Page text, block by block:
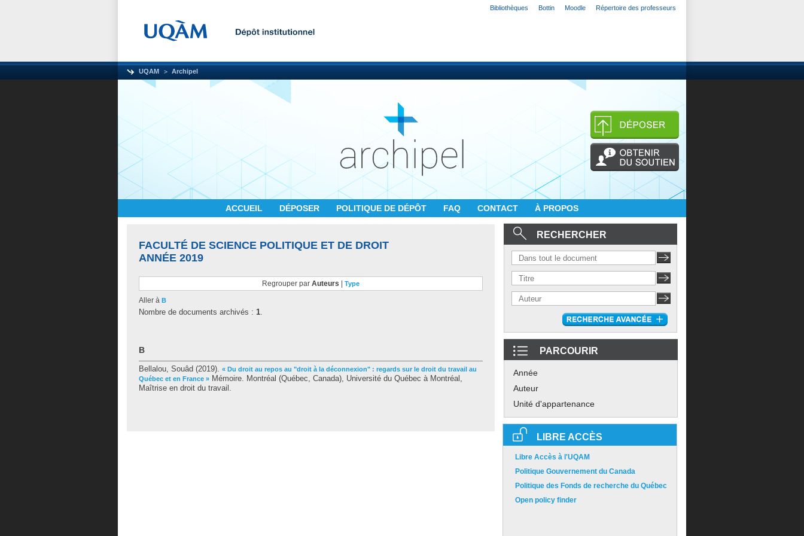
Bibliothèques Bottin Moodle Répertoire des professeurs
UQAM Archipel
ACCUEIL DÉPOSER POLITIQUE DE DÉPÔT FAQ CONTACT À PROPOS
FACULTÉ DE SCIENCE POLITIQUE ET DE DROIT
ANNÉE 2019
Regrouper par Auteurs Type
Aller à B
Nombre de documents archivés : 1.
B
Bellalou, Souâd (2019). « Du droit au repos au "droit à la déconnexion" : regards sur le droit du travail au
Québec et en France » Mémoire. Montréal (Québec, Canada), Université du Québec à Montréal,
Maîtrise en droit du travail.
RECHERCHER
PARCOURIR
Année
Auteur
Unité d'appartenance
LIBRE ACCÈS
Libre Accès à l'UQAM
Politique Gouvernement du Canada
Politique des Fonds de recherche du Québec
Open policy finder